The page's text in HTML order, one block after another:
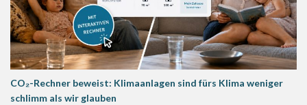
CO₂-Rechner beweist: Klimaanlagen sind fürs Klima weniger
schlimm als wir glauben